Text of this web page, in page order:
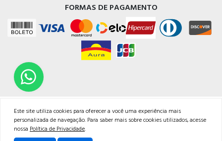
FORMAS DE PAGAMENTO
TODOS OS DIREITOS RESERVADOS | NETPOSTO
Endereço Rua Judithe do Carmo, 29, Bairro Jardim Coliseu - Londrina/PR - CNPJ:
14625201/0001-99<br /><br />Email: atendimento@netposto.com.br<br
/>Whatsapp: 43 99636.4968<br />Fone: 43 3037.1052
Este site utiliza cookies para oferecer a você uma experiência mais
personalizada de navegação. Para saber mais sobre cookies utilizados, acesse
nossa Política de Privacidade.